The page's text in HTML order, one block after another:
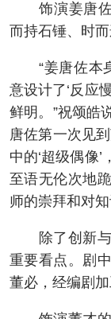
饰演姜唐佐
而持石锤、时
“姜唐佐本身
意设计了‘反应
鲜明。”祝颂皓
唐佐第一次见
中的‘超级偶像
至语无伦次地
师的崇拜和对
除了创新与
重要看点。剧
董必，经编剧